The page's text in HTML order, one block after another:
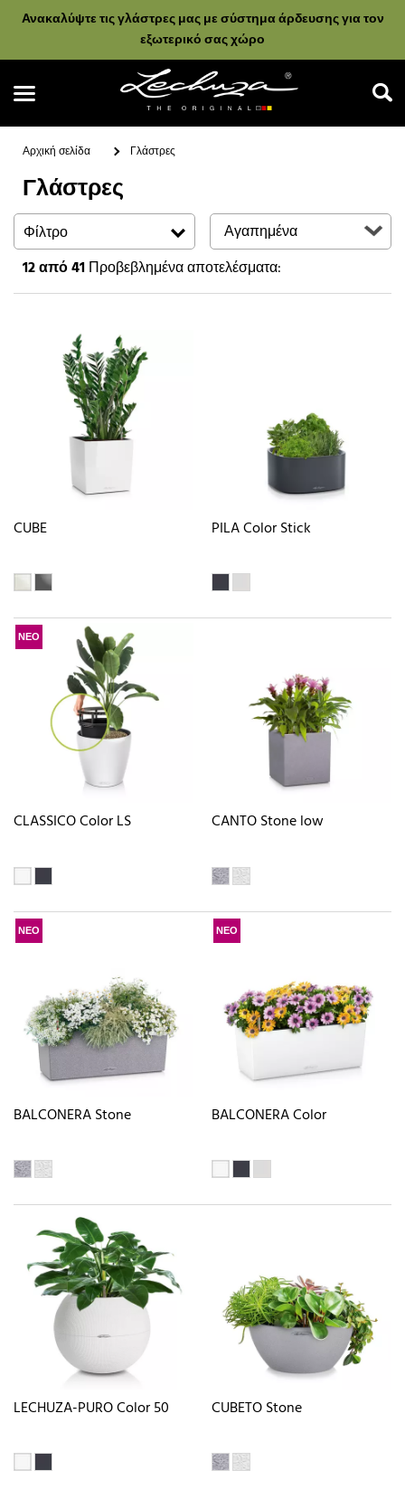
Ανακαλύψτε τις γλάστρες μας με σύστημα άρδευσης για τον
εξωτερικό σας χώρο
Αναζήτηση
Αρχική σελίδα Γλάστρες
Γλάστρες
Φίλτρο
12από 41Προβεβλημένα αποτελέσματα:
CUBE PILA Color Stick
ΝΕΟ
CLASSICO Color LS CANTO Stone low
ΝΕΟ
BALCONERA Stone
ΝΕΟ
BALCONERA Color
LECHUZA-PURO Color 50 CUBETO Stone